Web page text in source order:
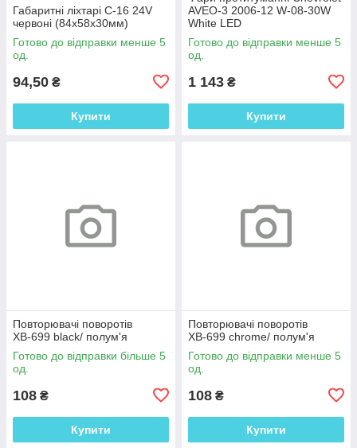
Габаритні ліхтарі C-16 24V
червоні (84х58х30мм)
Готово до відправки менше 5
од.
94,50 ₴
Купити
AVEO-3 2006-12 W-08-30W
White LED
Готово до відправки менше 5
од.
1 143 ₴
Купити
Повторювачі поворотів
ХВ-699 black/ полум'я
Готово до відправки більше 5
од.
108 ₴
Купити
Повторювачі поворотів
ХВ-699 chrome/ полум'я
Готово до відправки менше 5
од.
108 ₴
Купити